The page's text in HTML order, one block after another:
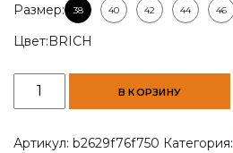
Размер: 38 40 42 44 46
Цвет: BRICH
Количество
товара
Round-
В КОРЗИНУ
Артикул: b2629f76f750 Категория: